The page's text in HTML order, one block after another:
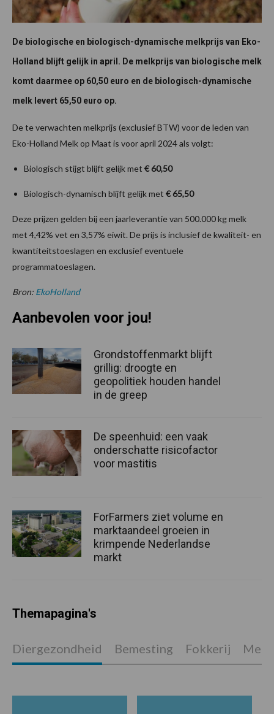
De biologische en biologisch-dynamische melkprijs van Eko-
Holland blijft gelijk in april. De melkprijs van biologische melk
komt daarmee op 60,50 euro en de biologisch-dynamische
melk levert 65,50 euro op.
De te verwachten melkprijs (exclusief BTW) voor de leden van
Eko-Holland Melk op Maat is voor april 2024 als volgt:
Biologisch stijgt blijft gelijk met € 60,50
Biologisch-dynamisch blijft gelijk met € 65,50
Deze prijzen gelden bij een jaarleverantie van 500.000 kg melk
met 4,42% vet en 3,57% eiwit. De prijs is inclusief de kwaliteit- en
kwantiteitstoeslagen en exclusief eventuele
programmatoeslagen.
Bron: EkoHolland
Aanbevolen voor jou!
Grondstoffenmarkt blijft
grillig: droogte en
geopolitiek houden handel
in de greep
De speenhuid: een vaak
onderschatte risicofactor
voor mastitis
ForFarmers ziet volume en
marktaandeel groeien in
krimpende Nederlandse
markt
Themapagina's
Diergezondheid Bemesting Fokkerij